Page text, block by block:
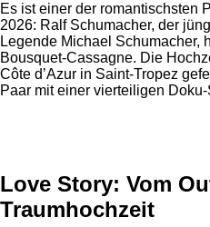
Es ist einer der romantischsten
2026: Ralf Schumacher, der
Legende Michael Schumacher,
Bousquet-Cassagne. Die
Côte d’Azur in Saint-Tropez
Paar mit einer vierteiligen
Love Story: Vom
Traumhochzeit